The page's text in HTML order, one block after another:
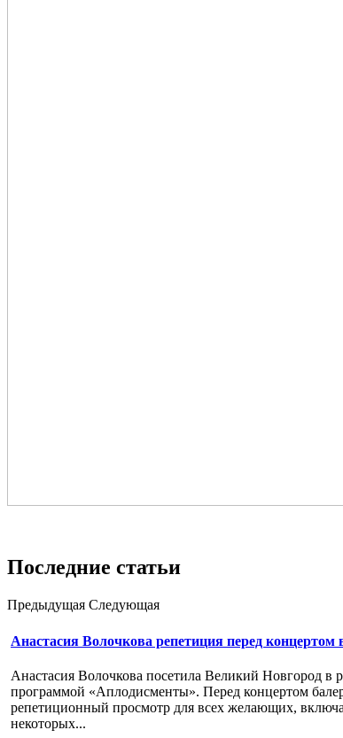
Последние статьи
Предыдущая Следующая
Анастасия Волочкова репетиция перед
Анастасия Волочкова посетила Великий Новгород в
программой «Аплодисменты». Перед концертом
репетиционный просмотр для всех желающих,
некоторых...